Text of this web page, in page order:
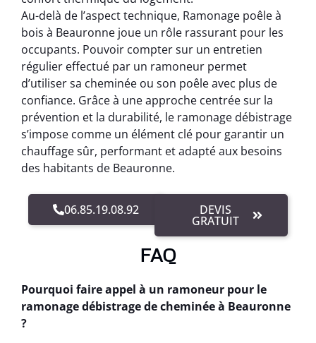
Au-delà de l’aspect technique, Ramonage poêle à
bois à Beauronne joue un rôle rassurant pour les
occupants. Pouvoir compter sur un entretien
régulier effectué par un ramoneur permet
d’utiliser sa cheminée ou son poêle avec plus de
confiance. Grâce à une approche centrée sur la
prévention et la durabilité, le ramonage débistrage
s’impose comme un élément clé pour garantir un
chauffage sûr, performant et adapté aux besoins
des habitants de Beauronne.
06.85.19.08.92 DEVIS
GRATUIT
FAQ
Pourquoi faire appel à un ramoneur pour le
ramonage débistrage de cheminée à Beauronne
?